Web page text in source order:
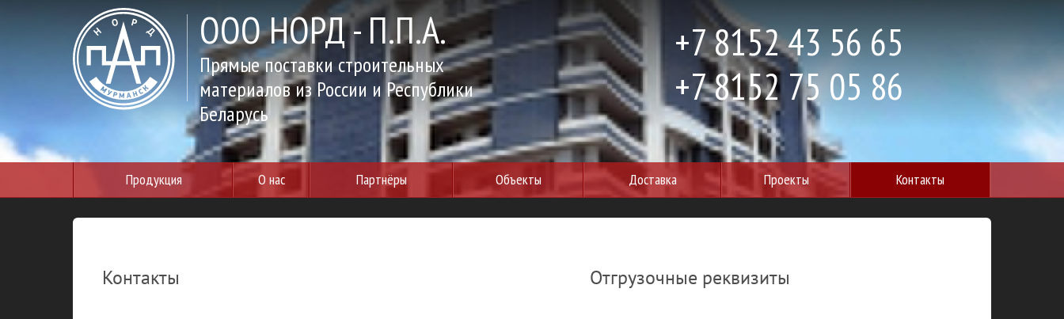
ООО НОРД - П.П.А.
Прямые поставки строительных
материалов из России и Республики
Беларусь
+7 8152 43 56 65
+7 8152 75 05 86
Продукция О нас Партнёры Объекты Доставка Проекты Контакты
Контакты Отгрузочные реквизиты